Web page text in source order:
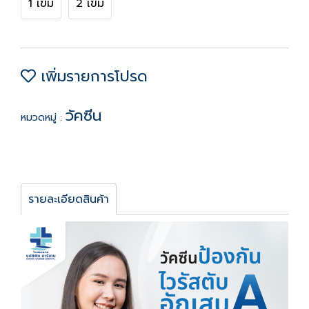
1 เข็ม 2 เข็ม
เพิ่มรายการโปรด
หมวดหมู่ : วัคซีน
รายละเอียดสินค้า